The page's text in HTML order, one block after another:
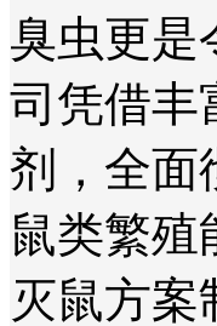
臭虫更是
司凭借丰
剂，全面
鼠类繁殖
灭鼠方